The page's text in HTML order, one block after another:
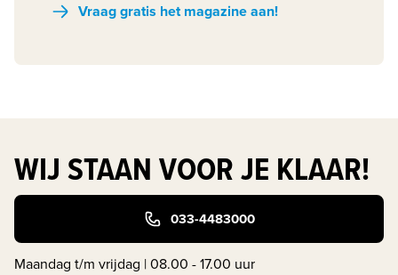
Vraag gratis het magazine aan!
WIJ STAAN VOOR JE KLAAR!
033-4483000
Maandag t/m vrijdag | 08.00 - 17.00 uur